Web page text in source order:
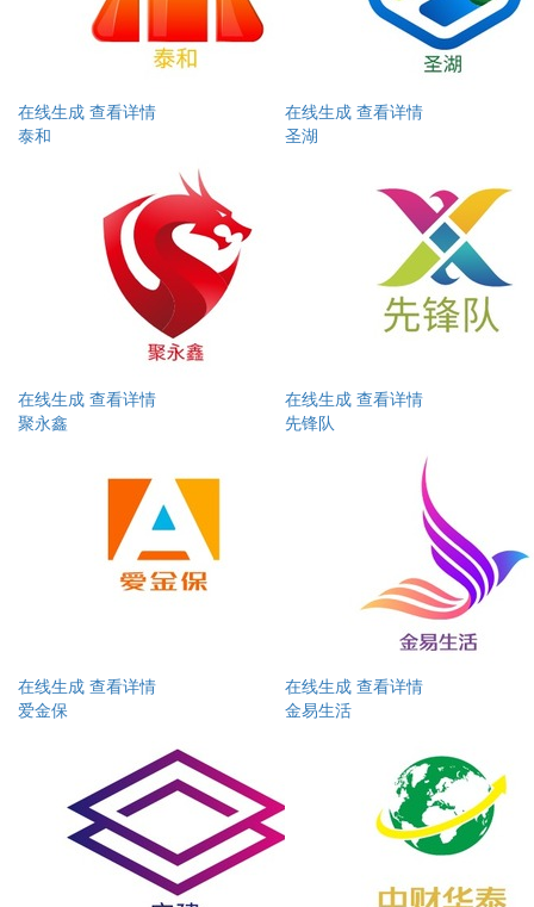
在线生成 查看详情
泰和
在线生成 查看详情
圣湖
在线生成 查看详情
聚永鑫
在线生成 查看详情
先锋队
在线生成 查看详情
爱金保
在线生成 查看详情
金易生活